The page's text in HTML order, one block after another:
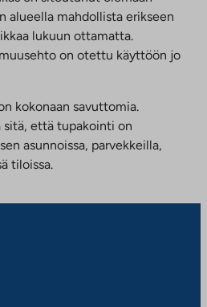
alueella mahdollista erikseen
lukuun ottamatta.
on otettu käyttöön jo
kokonaan savuttomia.
että tupakointi on
asunnoissa, parvekkeilla,
tiloissa.